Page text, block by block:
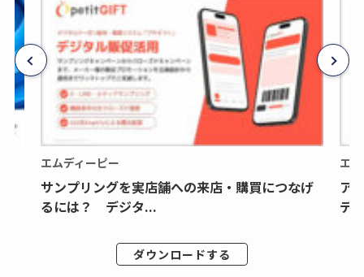
エムディーピー
サンプリングを実店舗への来店・購買につなげ
るには？ デジタ...
ダウンロードする
エ
ア
デ